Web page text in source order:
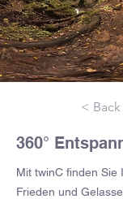
< Back
360°
Mit twinC finden Sie
Frieden und